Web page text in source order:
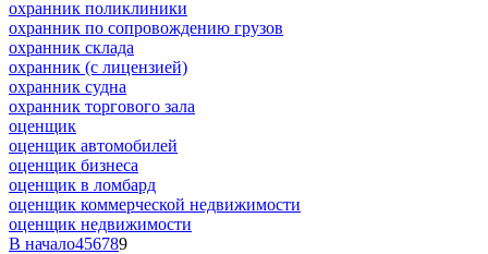
охранник поликлиники
охранник по сопровождению грузов
охранник склада
охранник (с лицензией)
охранник судна
охранник торгового зала
оценщик
оценщик автомобилей
оценщик бизнеса
оценщик в ломбард
оценщик коммерческой недвижимости
оценщик недвижимости
В начало456789